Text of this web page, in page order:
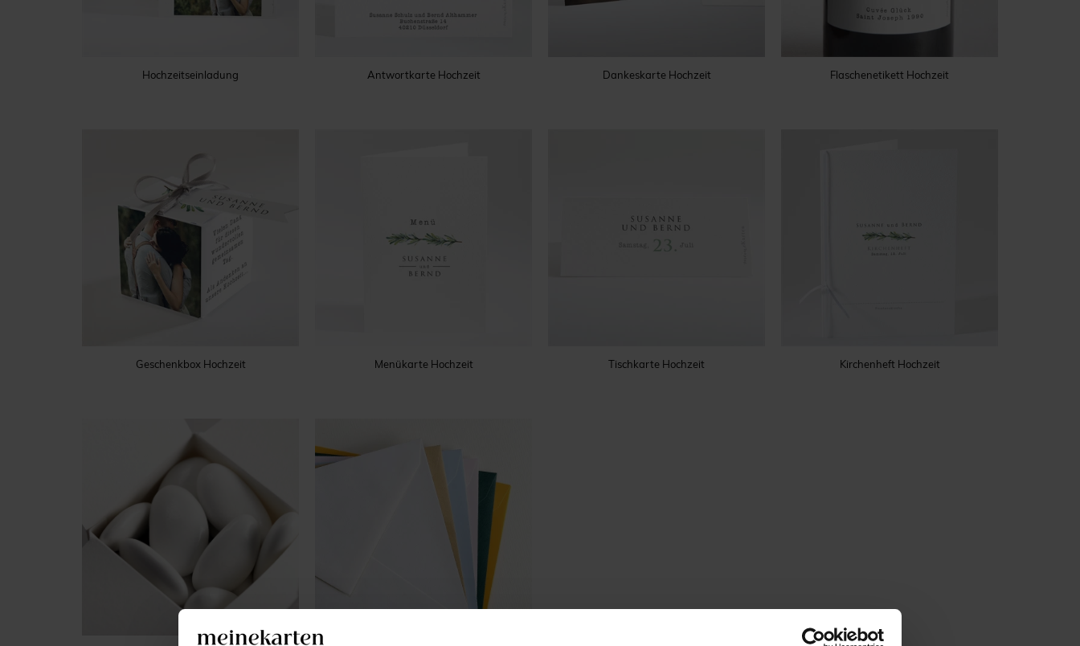
Hochzeitseinladung Antwortkarte Hochzeit Dankeskarte Hochzeit Flaschenetikett Hochzeit
Geschenkbox Hochzeit Menükarte Hochzeit Tischkarte Hochzeit Kirchenheft Hochzeit